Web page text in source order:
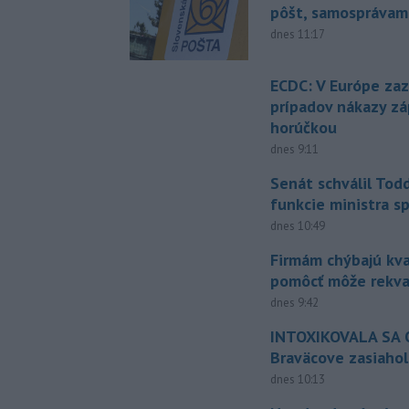
pôšt,
dnes 11:17
ECDC: V Európe
prípadov nákazy
horúčkou
dnes 9:11
Senát schválil
funkcie ministra
dnes 10:49
Firmám chýbajú
pomôcť môže
dnes 9:42
INTOXIKOVALA SA
Braväcove
dnes 10:13